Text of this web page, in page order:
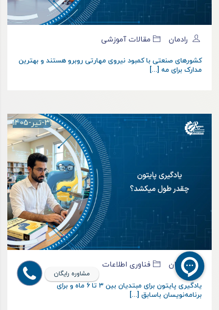
رادمان مقالات آموزشی
کشورهای صنعتی با کمبود نیروی مهارتی روبرو هستند و بهترین
مدارک برای مه [...]
31-تیر-1405
رادمان فناوری اطلاعات
یادگیری پایتون برای مبتدیان بین ۳ تا ۶ ماه و برای
برنامه‌نویسان باسابق [...]
مشاوره رایگان